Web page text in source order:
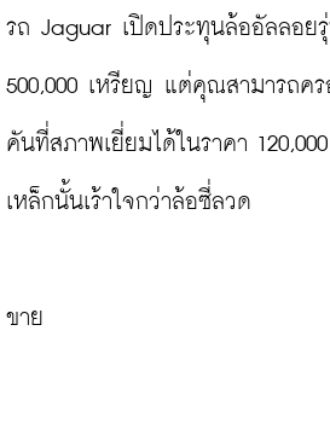
รถ Jaguar เปิดประทุนล้ออัลลอย
500,000 เหรียญ แต่คุณสามารถคร
คันที่สภาพเยี่ยมได้ในราคา
เหล็กนั้นเร้าใจกว่าล้อซี่ลวด